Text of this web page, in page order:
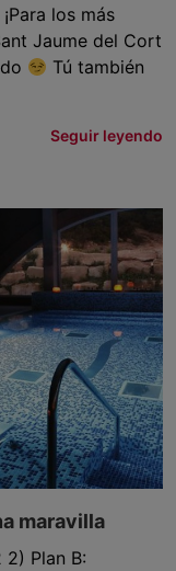
los más
Jaume del Cort
Tú también
Seguir leyendo
maravilla
Plan B: